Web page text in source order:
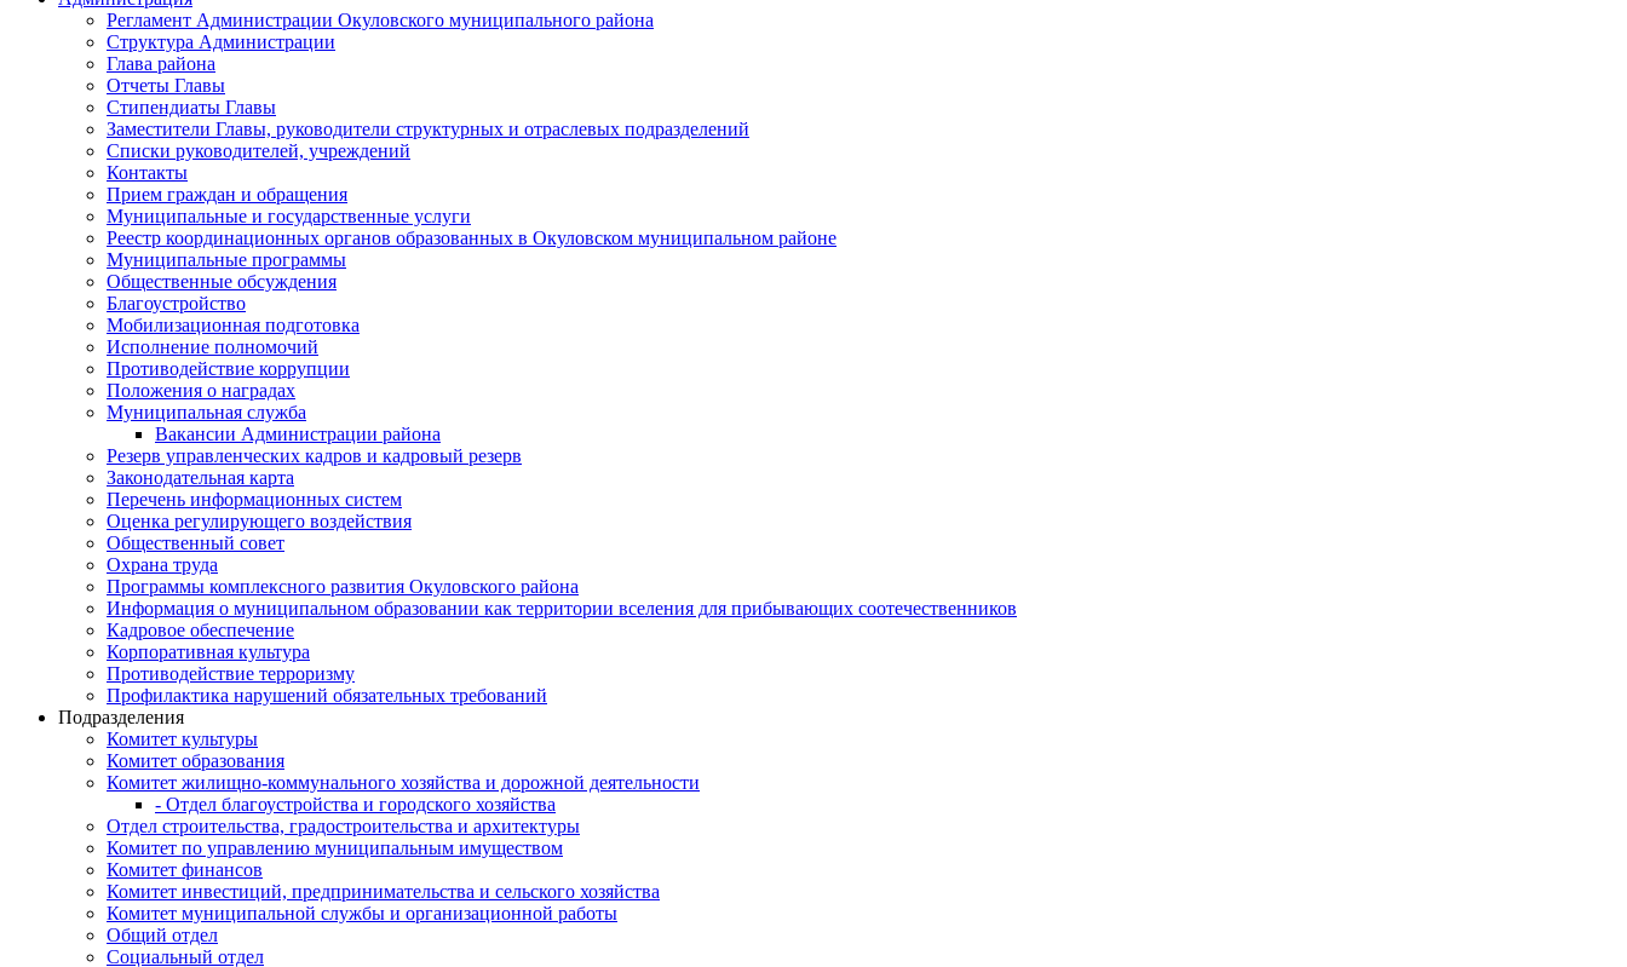
Регламент Администрации Окуловского муниципального района
Структура Администрации
Глава района
Отчеты Главы
Стипендиаты Главы
Заместители Главы, руководители структурных и отраслевых подразделений
Списки руководителей, учреждений
Контакты
Прием граждан и обращения
Муниципальные и государственные услуги
Реестр координационных органов образованных в Окуловском муниципальном районе
Муниципальные программы
Общественные обсуждения
Благоустройство
Мобилизационная подготовка
Исполнение полномочий
Противодействие коррупции
Положения о наградах
Муниципальная служба
Вакансии Администрации района
Резерв управленческих кадров и кадровый резерв
Законодательная карта
Перечень информационных систем
Оценка регулирующего воздействия
Общественный совет
Охрана труда
Программы комплексного развития Окуловского района
Информация о муниципальном образовании как территории вселения для прибывающих соотечественников
Кадровое обеспечение
Корпоративная культура
Противодействие терроризму
Профилактика нарушений обязательных требований
Подразделения
Комитет культуры
Комитет образования
Комитет жилищно-коммунального хозяйства и дорожной деятельности
- Отдел благоустройства и городского хозяйства
Отдел строительства, градостроительства и архитектуры
Комитет по управлению муниципальным имуществом
Комитет финансов
Комитет инвестиций, предпринимательства и сельского хозяйства
Комитет муниципальной службы и организационной работы
Общий отдел
Социальный отдел